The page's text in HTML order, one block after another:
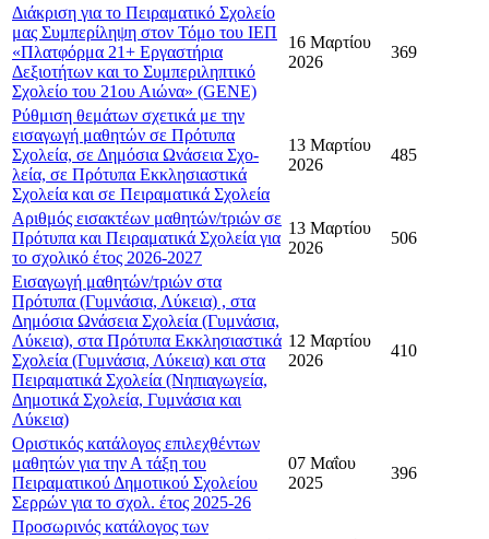
Διάκριση για το Πειραματικό Σχολείο
μας Συμπερίληψη στον Τόμο του ΙΕΠ
«Πλατφόρμα 21+ Εργαστήρια
Δεξιοτήτων και το Συμπεριληπτικό
Σχολείο του 21ου Αιώνα» (GENE)
16 Μαρτίου
2026
369
Ρύθμιση θεμάτων σχετικά με την
εισαγωγή μαθητών σε Πρότυπα
Σχολεία, σε Δημόσια Ωνάσεια Σχο-
λεία, σε Πρότυπα Εκκλησιαστικά
Σχολεία και σε Πειραματικά Σχολεία
13 Μαρτίου
2026
485
Αριθμός εισακτέων μαθητών/τριών σε
Πρότυπα και Πειραματικά Σχολεία για
το σχολικό έτος 2026-2027
13 Μαρτίου
2026
506
Εισαγωγή μαθητών/τριών στα
Πρότυπα (Γυμνάσια, Λύκεια) , στα
Δημόσια Ωνάσεια Σχολεία (Γυμνάσια,
Λύκεια), στα Πρότυπα Εκκλησιαστικά
Σχολεία (Γυμνάσια, Λύκεια) και στα
Πειραματικά Σχολεία (Νηπιαγωγεία,
Δημοτικά Σχολεία, Γυμνάσια και
Λύκεια)
12 Μαρτίου
2026
410
Οριστικός κατάλογος επιλεχθέντων
μαθητών για την Α τάξη του
Πειραματικού Δημοτικού Σχολείου
Σερρών για το σχολ. έτος 2025-26
07 Μαΐου
2025
396
Προσωρινός κατάλογος των